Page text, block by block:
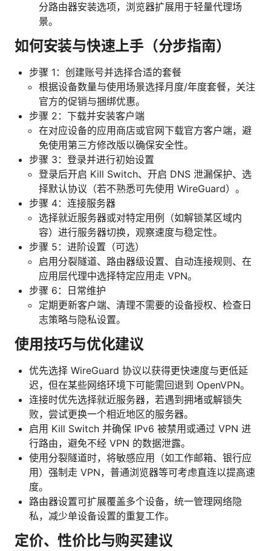
分路由器安装选项，浏览器扩展用于轻量代理场
景。
如何安装与快速上手（分步指南）
步骤 1：创建账号并选择合适的套餐
根据设备数量与使用场景选择月度/年度套餐，关注
官方的促销与捆绑优惠。
步骤 2：下载并安装客户端
在对应设备的应用商店或官网下载官方客户端，避
免使用第三方修改版以确保安全性。
步骤 3：登录并进行初始设置
登录后开启 Kill Switch、开启 DNS 泄漏保护、选
择默认协议（若不熟悉可先使用 WireGuard）。
步骤 4：连接服务器
选择就近服务器或对特定用例（如解锁某区域内
容）进行服务器切换，观察速度与稳定性。
步骤 5：进阶设置（可选）
启用分裂隧道、路由器级设置、自动连接规则、在
应用层代理中选择特定应用走 VPN。
步骤 6：日常维护
定期更新客户端、清理不需要的设备授权、检查日
志策略与隐私设置。
使用技巧与优化建议
优先选择 WireGuard 协议以获得更快速度与更低延
迟，但在某些网络环境下可能需回退到 OpenVPN。
连接时优先选择就近服务器，若遇到拥堵或解锁失
败，尝试更换一个相近地区的服务器。
启用 Kill Switch 并确保 IPv6 被禁用或通过 VPN 进
行路由，避免不经 VPN 的数据泄露。
使用分裂隧道时，将敏感应用（如工作邮箱、银行应
用）强制走 VPN，普通浏览器等可考虑直连以提高速
度。
路由器设置可扩展覆盖多个设备，统一管理网络隐
私，减少单设备设置的重复工作。
定价、性价比与购买建议